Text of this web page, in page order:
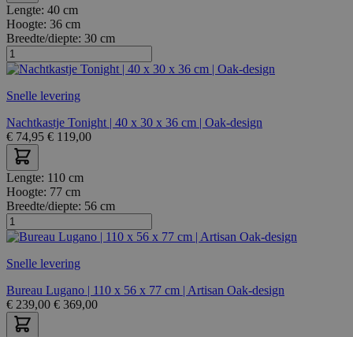
Lengte: 40 cm
Hoogte: 36 cm
Breedte/diepte: 30 cm
Snelle levering
Nachtkastje Tonight | 40 x 30 x 36 cm | Oak-design
€ 74,95 € 119,00
Lengte: 110 cm
Hoogte: 77 cm
Breedte/diepte: 56 cm
Snelle levering
Bureau Lugano | 110 x 56 x 77 cm | Artisan Oak-design
€ 239,00 € 369,00